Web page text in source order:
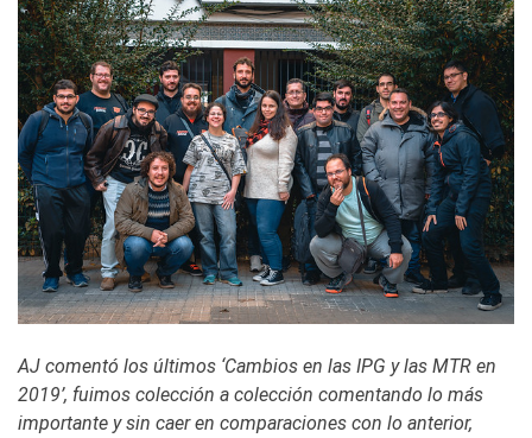
AJ comentó los últimos ‘Cambios en las IPG y las MTR en
2019’, fuimos colección a colección comentando lo más
importante y sin caer en comparaciones con lo anterior,